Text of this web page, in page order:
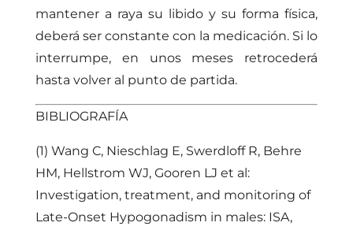
mantener a raya su libido y su forma física,
deberá ser constante con la medicación. Si lo
interrumpe, en unos meses retrocederá
hasta volver al punto de partida.
BIBLIOGRAFÍA
(1) Wang C, Nieschlag E, SwerdloffR, Behre
HM, Hellstrom WJ, Gooren LJ et al:
Investigation, treatment, and monitoring of
Late-Onset Hypogonadism in males: ISA,